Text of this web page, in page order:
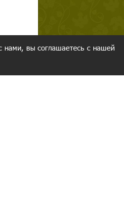
нами, вы соглашаетесь с нашей